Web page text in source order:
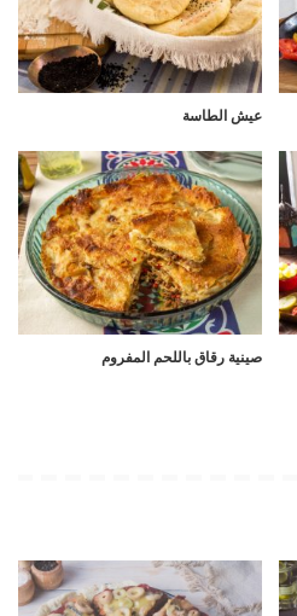
عيش الطاسة
صينية رقاق باللحم المفروم